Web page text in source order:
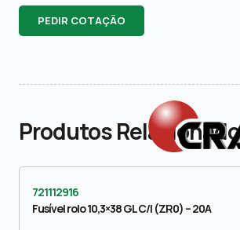
PEDIR COTAÇÃO
Produtos
721112916
Fusível rolo 10,3×38 GL C/I (ZR0) – 20A